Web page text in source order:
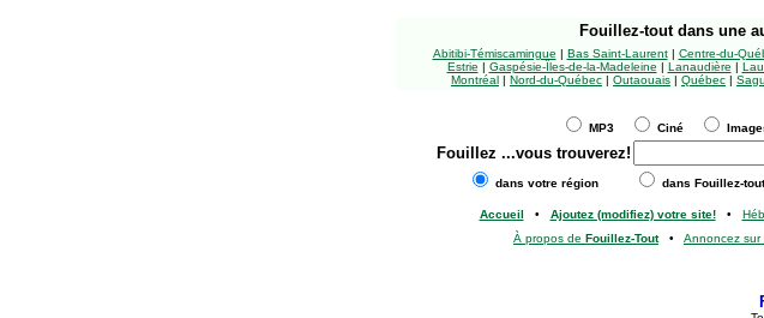
Fouillez-tout dans une
Abitibi-Témiscamingue | Bas Saint-Laurent| Centre-du-
Estrie | Gaspésie-Îles-de-la-Madeleine | Lanaudière |
Montréal | Nord-du-Québec | Outaouais | Québec |
MP3 Ciné
Fouillez ...vous trouverez!
dans votre région dans Fouillez-tout
Accueil • Ajoutez (modifiez) votre site!•
À propos de Fouillez-Tout• Annoncez sur